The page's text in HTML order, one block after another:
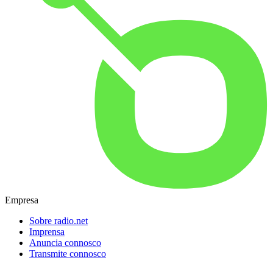
Empresa
Sobre radio.net
Imprensa
Anuncia connosco
Transmite connosco